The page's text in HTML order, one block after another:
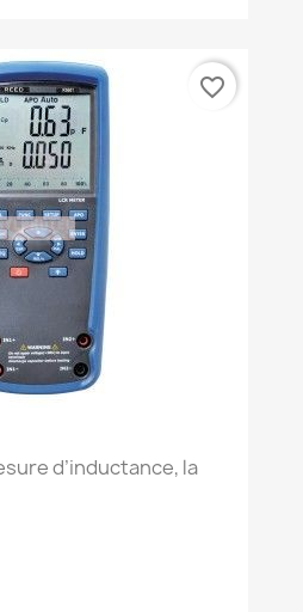
d’inductance, la
favorite_border